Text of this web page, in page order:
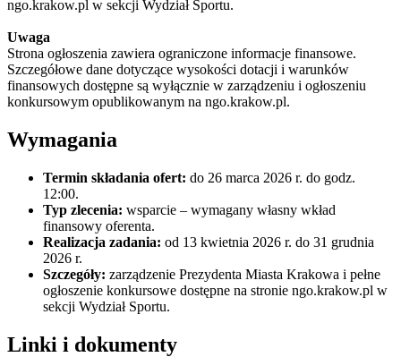
ngo.krakow.pl w sekcji Wydział Sportu.
Uwaga
Strona ogłoszenia zawiera ograniczone informacje finansowe.
Szczegółowe dane dotyczące wysokości dotacji i warunków
finansowych dostępne są wyłącznie w zarządzeniu i ogłoszeniu
konkursowym opublikowanym na ngo.krakow.pl.
Wymagania
Termin składania ofert: do 26 marca 2026 r. do godz.
12:00.
Typ zlecenia: wsparcie – wymagany własny wkład
finansowy oferenta.
Realizacja zadania: od 13 kwietnia 2026 r. do 31 grudnia
2026 r.
Szczegóły: zarządzenie Prezydenta Miasta Krakowa i pełne
ogłoszenie konkursowe dostępne na stronie ngo.krakow.pl w
sekcji Wydział Sportu.
Linki i dokumenty